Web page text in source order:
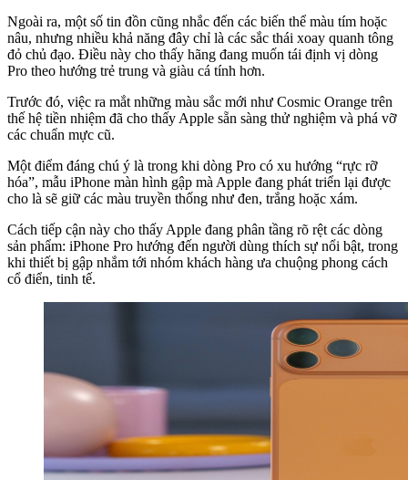
Ngoài ra, một số tin đồn cũng nhắc đến các biến thể màu tím hoặc
nâu, nhưng nhiều khả năng đây chỉ là các sắc thái xoay quanh tông
đỏ chủ đạo. Điều này cho thấy hãng đang muốn tái định vị dòng
Pro theo hướng trẻ trung và giàu cá tính hơn.
Trước đó, việc ra mắt những màu sắc mới như Cosmic Orange trên
thế hệ tiền nhiệm đã cho thấy Apple sẵn sàng thử nghiệm và phá vỡ
các chuẩn mực cũ.
Một điểm đáng chú ý là trong khi dòng Pro có xu hướng “rực rỡ
hóa”, mẫu iPhone màn hình gập mà Apple đang phát triển lại được
cho là sẽ giữ các màu truyền thống như đen, trắng hoặc xám.
Cách tiếp cận này cho thấy Apple đang phân tầng rõ rệt các dòng
sản phẩm: iPhone Pro hướng đến người dùng thích sự nổi bật, trong
khi thiết bị gập nhắm tới nhóm khách hàng ưa chuộng phong cách
cổ điển, tinh tế.